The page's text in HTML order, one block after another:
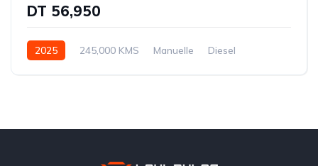
DT 56,950
2025 245,000 KMS Manuelle
Diesel